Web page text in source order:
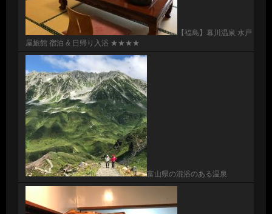
【福島】幕川温泉 水戸
屋旅館 宿泊 & 日帰り入浴 ★★★★
富山県の混浴のある温泉